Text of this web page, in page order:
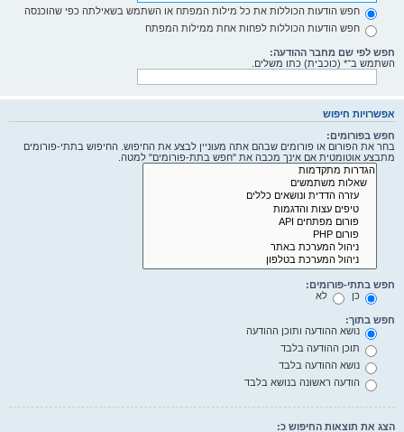
חפש הודעות הכוללות את כל מילות המפתח או השתמש בשאילתה כפי שהוכנסה
חפש הודעות הכוללות לפחות אחת ממילות המפתח
חפש לפי שם מחבר ההודעה:
השתמש ב־* (כוכבית) כתו משלים.
אפשרויות חיפוש
חפש בפורומים:
בחר את הפורום או פורומים שבהם אתה מעוניין לבצע את החיפוש. החיפוש בתתי-פורומים
מתבצע אוטומטית אם אינך מכבה את "חפש בתת-פורומים" למטה.
חפש בתתי-פורומים:
כן
לא
חפש בתוך:
נושא ההודעה ותוכן ההודעה
תוכן ההודעה בלבד
נושא ההודעה בלבד
הודעה ראשונה בנושא בלבד
הצג את תוצאות החיפוש כ: